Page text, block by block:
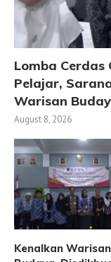
Lomba
Pelajar,
Warisan
August 8, 2026
Kenalkan Warisan